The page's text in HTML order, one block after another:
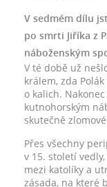
V sedmém dílu
po smrti Jiříka z
náboženským
V té době už
králem, zda
o kalich.
kutnohorským
skutečně
Přes všechny
v 15. století
mezi katolíky a
zásada, na které